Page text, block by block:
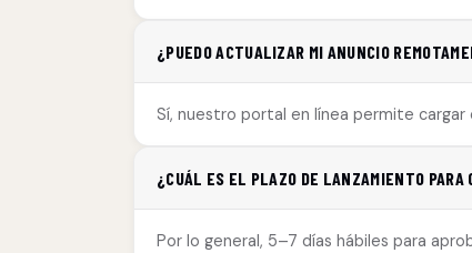
¿PUEDO ACTUALIZAR MI ANUNCIO
Sí, nuestro portal en línea permite
¿CUÁL ES EL PLAZO DE LANZAMIENTO
Por lo general, 5–7 días hábiles para